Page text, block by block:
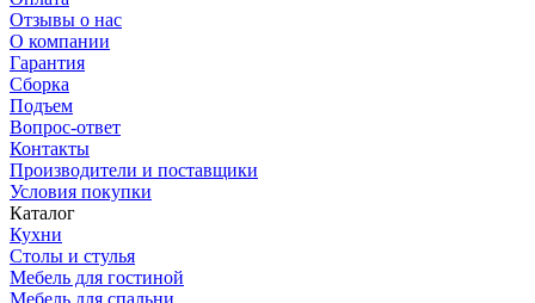
Отзывы о нас
О компании
Гарантия
Сборка
Подъем
Вопрос-ответ
Контакты
Производители и поставщики
Условия покупки
Каталог
Кухни
Столы и стулья
Мебель для гостиной
Мебель для спальни